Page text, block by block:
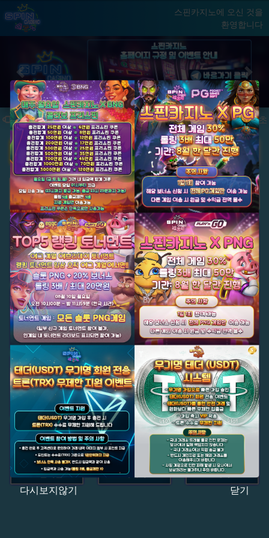
다시보지않기 닫기
스핀카지노에 오신 것을
환영합니다
게임
Previous
Next
★ 국내 최초,